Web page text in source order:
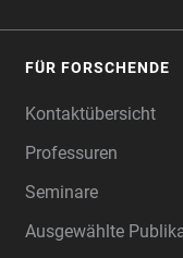
FÜR FORSCHENDE
Kontaktübersicht
Professuren
Seminare
Ausgewählte